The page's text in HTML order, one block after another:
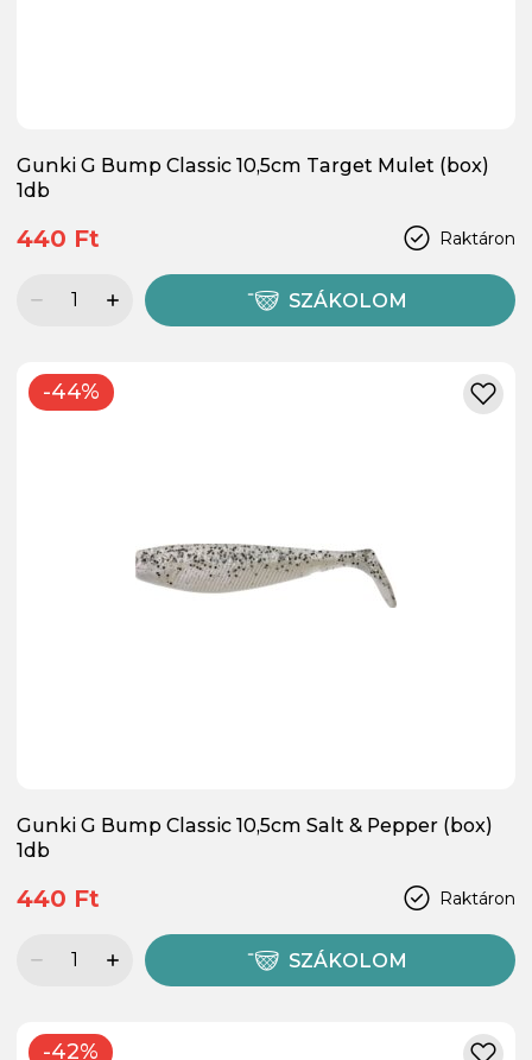
Gunki G Bump Classic 10,5cm Target Mulet (box)
1db
Raktáron
440 Ft
SZÁKOLOM
-44%
Gunki G Bump Classic 10,5cm Salt & Pepper (box)
1db
Raktáron
440 Ft
SZÁKOLOM
-42%